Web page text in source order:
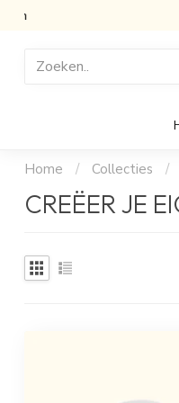
Home / Collecties /
CREËER JE